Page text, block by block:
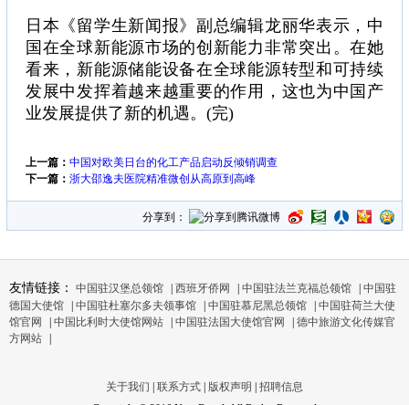
日本《留学生新闻报》副总编辑龙丽华表示，中
国在全球新能源市场的创新能力非常突出。在她
看来，新能源储能设备在全球能源转型和可持续
发展中发挥着越来越重要的作用，这也为中国产
业发展提供了新的机遇。(完)
上一篇： 中国对欧美日台的化工产品启动反倾销调查
下一篇： 浙大邵逸夫医院精准微创从高原到高峰
分享到：
友情链接： 中国驻汉堡总领馆 | 西班牙侨网 | 中国驻法兰克福总领馆 | 中国驻
德国大使馆 | 中国驻杜塞尔多夫领事馆 | 中国驻慕尼黑总领馆 | 中国驻荷兰大使
馆官网
| 中国比利时大使馆网站 | 中国驻法国大使馆官网 | 德中旅游文化传媒官
方网站 |
关于我们 | 联系方式 | 版权声明 | 招聘信息